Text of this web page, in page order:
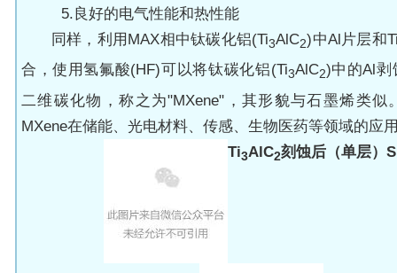
5.良好的电气性能和热性能
同样，利用MAX相中钛碳化铝(Ti3AlC2)中Al片层和
合，使用氢氟酸(HF)可以将钛碳化铝(Ti3AlC2)中的Al 剥
二维碳化物，称之为"MXene"，其形貌与石墨烯类似
MXene在储能、光电材料、传感、生物医药等领域的应
Ti3AlC2刻蚀后（单层）